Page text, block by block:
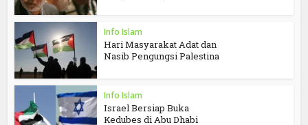
Info Islam
Hari Masyarakat Adat dan
Nasib Pengungsi Palestina
Info Islam
Israel Bersiap Buka
Kedubes di Abu Dhabi